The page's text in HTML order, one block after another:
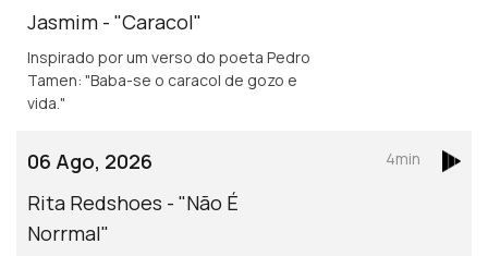
Jasmim - "Caracol"
Inspirado por um verso do poeta Pedro
Tamen: "Baba-se o caracol de gozo e
vida."
06 Ago, 2026
Rita Redshoes - "Não É
Norrmal"
4min